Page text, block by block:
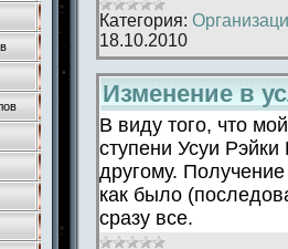
Категория:
18.10.2010
Изменение в
В виду того, что
ступени Усуи
другому.
как было
сразу все.